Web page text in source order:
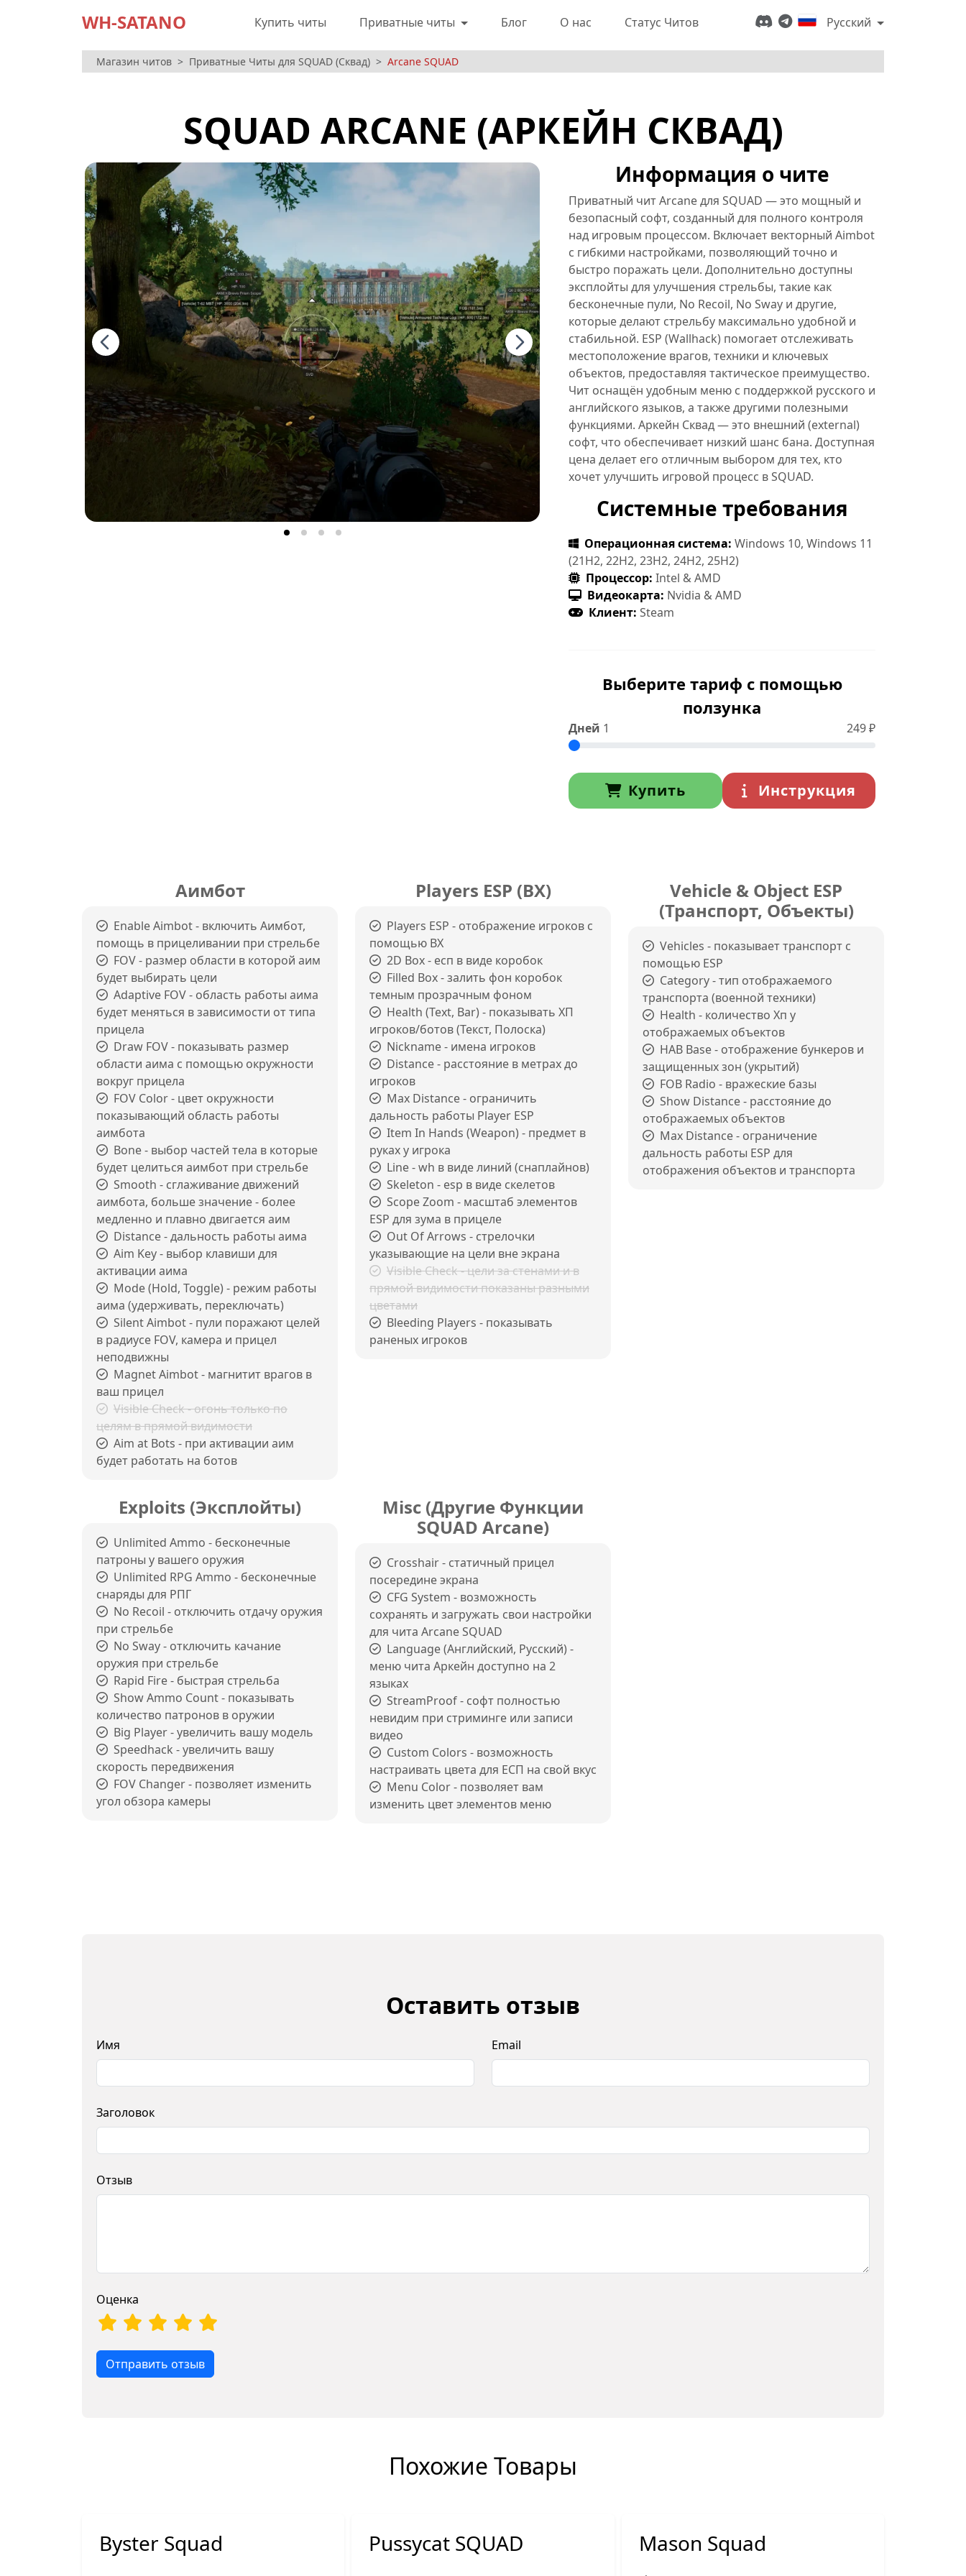
WH-SATANO Купить читы Приватные читы Блог О нас Статус Читов Русский
Магазин читов Приватные Читы для SQUAD (Сквад) Arcane SQUAD
SQUAD ARCANE (АРКЕЙН СКВАД)
Информация о чите
Приватный чит Arcane для SQUAD — это мощный и
безопасный софт, созданный для полного контроля
над игровым процессом. Включает векторный Aimbot
с гибкими настройками, позволяющий точно и
быстро поражать цели. Дополнительно доступны
эксплойты для улучшения стрельбы, такие как
бесконечные пули, No Recoil, No Sway и другие,
которые делают стрельбу максимально удобной и
стабильной. ESP (Wallhack) помогает отслеживать
местоположение врагов, техники и ключевых
объектов, предоставляя тактическое преимущество.
Чит оснащён удобным меню с поддержкой русского и
английского языков, а также другими полезными
функциями. Аркейн Сквад — это внешний (external)
софт, что обеспечивает низкий шанс бана. Доступная
цена делает его отличным выбором для тех, кто
хочет улучшить игровой процесс в SQUAD.
Системные требования
Операционная система: Windows 10, Windows 11
(21H2, 22H2, 23H2, 24H2, 25H2)
Процессор: Intel & AMD
Видеокарта: Nvidia & AMD
Клиент: Steam
Выберите тариф с помощью
ползунка
Дней 1 249₽
Купить Инструкция
Аимбот
Enable Aimbot - включить Аимбот,
помощь в прицеливании при стрельбе
FOV - размер области в которой аим
будет выбирать цели
Adaptive FOV - область работы аима
будет меняться в зависимости от типа
прицела
Draw FOV - показывать размер
области аима с помощью окружности
вокруг прицела
FOV Color - цвет окружности
показывающий область работы
аимбота
Bone - выбор частей тела в которые
будет целиться аимбот при стрельбе
Smooth - сглаживание движений
аимбота, больше значение - более
медленно и плавно двигается аим
Distance - дальность работы аима
Aim Key - выбор клавиши для
активации аима
Mode (Hold, Toggle) - режим работы
аима (удерживать, переключать)
Silent Aimbot - пули поражают целей
в радиусе FOV, камера и прицел
неподвижны
Magnet Aimbot - магнитит врагов в
ваш прицел
Visible Check - огонь только по
целям в прямой видимости
Aim at Bots - при активации аим
будет работать на ботов
Players ESP (ВХ)
Players ESP - отображение игроков с
помощью ВХ
2D Box - есп в виде коробок
Filled Box - залить фон коробок
темным прозрачным фоном
Health (Text, Bar) - показывать ХП
игроков/ботов (Текст, Полоска)
Nickname - имена игроков
Distance - расстояние в метрах до
игроков
Max Distance - ограничить
дальность работы Player ESP
Item In Hands (Weapon) - предмет в
руках у игрока
Line - wh в виде линий (снаплайнов)
Skeleton - esp в виде скелетов
Scope Zoom - масштаб элементов
ESP для зума в прицеле
Out Of Arrows - стрелочки
указывающие на цели вне экрана
Visible Check - цели за стенами и в
прямой видимости показаны разными
цветами
Bleeding Players - показывать
раненых игроков
Vehicle & Object ESP
(Транспорт, Объекты)
Vehicles - показывает транспорт с
помощью ESP
Category - тип отображаемого
транспорта (военной техники)
Health - количество Хп у
отображаемых объектов
HAB Base - отображение бункеров и
защищенных зон (укрытий)
FOB Radio - вражеские базы
Show Distance - расстояние до
отображаемых объектов
Max Distance - ограничение
дальность работы ESP для
отображения объектов и транспорта
Exploits (Эксплойты)
Unlimited Ammo - бесконечные
патроны у вашего оружия
Unlimited RPG Ammo - бесконечные
снаряды для РПГ
No Recoil - отключить отдачу оружия
при стрельбе
No Sway - отключить качание
оружия при стрельбе
Rapid Fire - быстрая стрельба
Show Ammo Count - показывать
количество патронов в оружии
Big Player - увеличить вашу модель
Speedhack - увеличить вашу
скорость передвижения
FOV Changer - позволяет изменить
угол обзора камеры
Misc (Другие Функции
SQUAD Arcane)
Crosshair - статичный прицел
посередине экрана
CFG System - возможность
сохранять и загружать свои настройки
для чита Arcane SQUAD
Language (Английский, Русский) -
меню чита Аркейн доступно на 2
языках
StreamProof - софт полностью
невидим при стриминге или записи
видео
Custom Colors - возможность
настраивать цвета для ЕСП на свой вкус
Menu Color - позволяет вам
изменить цвет элементов меню
Оставить отзыв
Имя Email
Заголовок
Отзыв
Оценка
Отправить отзыв
Похожие Товары
Byster Squad Pussycat SQUAD Mason Squad